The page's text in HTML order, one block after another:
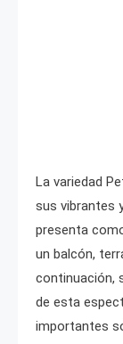
La variedad
sus vibrantes
presenta
un balcón,
continuación,
de esta
importantes